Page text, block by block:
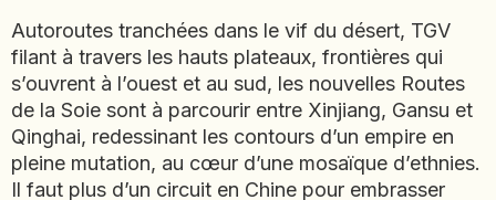
MACÉDOINE DU NORD
MADAGASCAR
MAROC
MAURITANIE
MEXIQUE
MONGOLIE
Autoroutes tranchées dans le vif du désert, TGV
filant à travers les hauts plateaux, frontières qui
s’ouvrent à l’ouest et au sud, les nouvelles Routes
de la Soie sont à parcourir entre Xinjiang, Gansu et
Qinghai, redessinant les contours d’un empire en
pleine mutation, au cœur d’une mosaïque d’ethnies.
Il faut plus d’un circuit en Chine pour embrasser